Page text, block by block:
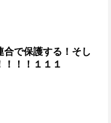
で保護する！そし
！！１１１